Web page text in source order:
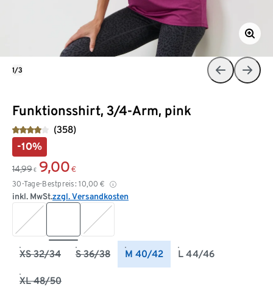
Funktionsshirt, 3/4-Arm, pink
(358)
-10%
14,99 € 9,00 €
30-Tage-Bestpreis: 10,00 €
inkl. MwSt.zzgl. Versandkosten
XS 32/34 S 36/38 M 40/42 L 44/46
XL 48/50
1/3